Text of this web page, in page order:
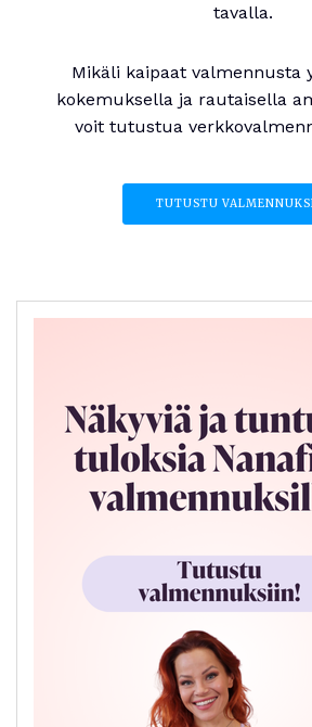
tavalla.
Mikäli kaipaat valmennusta
kokemuksella ja rautaisella
voit tutustua
TUTUSTU